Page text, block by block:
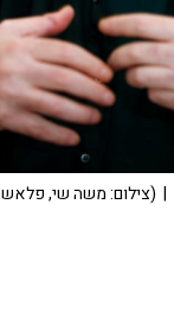
| (צילום: משה שי, פלאש 90)